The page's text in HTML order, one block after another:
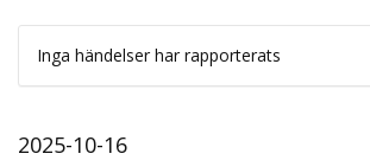
Inga händelser har rapporterats
2025-10-16